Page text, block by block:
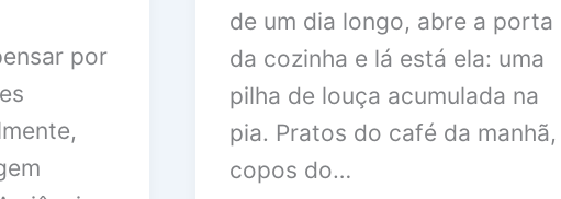
por
de um dia longo, abre a porta
da cozinha e lá está ela: uma
pilha de louça acumulada na
pia. Pratos do café da manhã,
copos do…